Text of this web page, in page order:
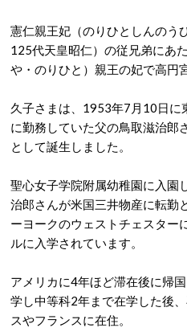
憲仁親王妃（のりひとしんのう
125代天皇昭仁）の従兄弟にあ
や・のりひと）親王の妃で高円
久子さまは、1953年7月10日に
に勤務していた父の鳥取滋治郎
として誕生しました。
聖心女子学院附属幼稚園に入園
治郎さんが米国三井物産に転勤
ーヨークのウェストチェスター
ルに入学されています。
アメリカに4年ほど滞在後に帰
学し中等科2年まで在学した後
スやフランスに在住。